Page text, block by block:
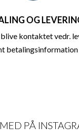
OG
kontaktet vedr.
betalingsinformation
PÅ